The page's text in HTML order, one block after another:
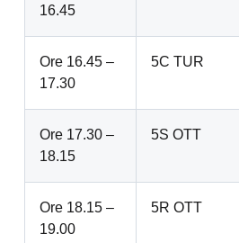
16.45
Ore 16.45 –
17.30
5C TUR
Ore 17.30 –
18.15
5S OTT
Ore 18.15 –
19.00
5R OTT